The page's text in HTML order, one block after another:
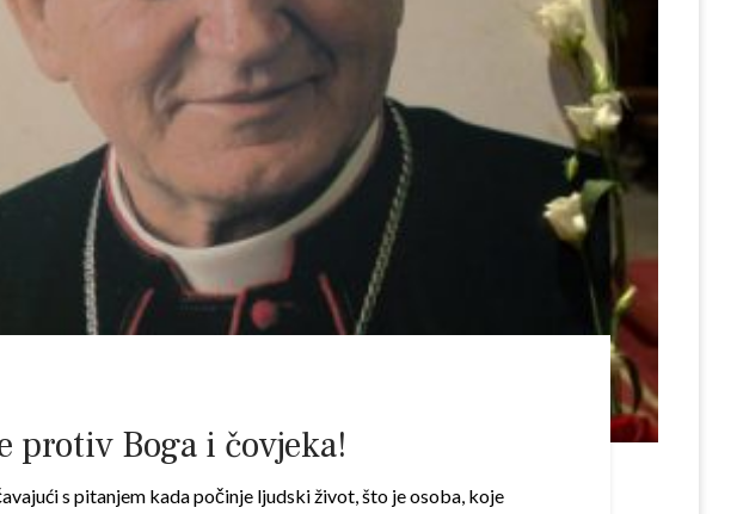
protiv Boga i čovjeka!
s pitanjem kada počinje ljudski život, što je osoba, koje